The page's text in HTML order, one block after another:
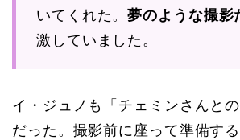
いてくれた。夢のような撮影
激していました。
イ・ジュノも「チェミンさんと
だった。撮影前に座って準備す